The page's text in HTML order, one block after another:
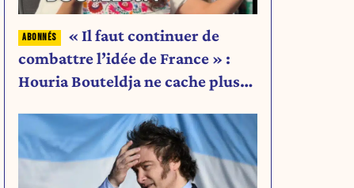
« Il faut continuer de
combattre l’idée de France » :
Houria Bouteldja ne cache plus